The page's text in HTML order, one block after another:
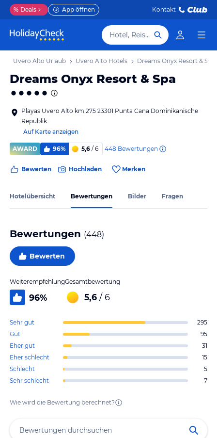
% Deals App öffnen Kontakt
Hotel, Reiseziel
Uvero Alto Urlaub Uvero Alto Hotels Dreams Onyx Resort & Spa
Dreams Onyx Resort & Spa
Playas Uvero Alto km 275 23301 Punta Cana Dominikanische
Republik
Auf Karte anzeigen
AWARD 96% 5,6 / 6 448 Bewertungen
Bewerten Hochladen Merken
Hotelübersicht Bewertungen Bilder Fragen
Bewertungen (448)
Bewerten
Weiterempfehlung
96%
Gesamtbewertung
5,6 / 6
Sehr gut
295
Gut
95
Eher gut
31
Eher schlecht
15
Schlecht
5
Sehr schlecht
7
Wie wird die Bewertung berechnet?